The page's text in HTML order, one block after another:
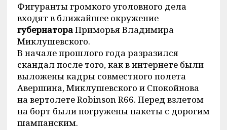
Фигуранты громкого уголовного дела
входят в ближайшее окружение
губернатораПриморья Владимира
Миклушевского.
В начале прошлого года разразился
скандал после того, как в интернете были
выложены кадры совместного полета
Авершина, Миклушевского и Спокойнова
на вертолете Robinson R66. Перед взлетом
на борт были погружены пакеты с дорогим
шампанским.